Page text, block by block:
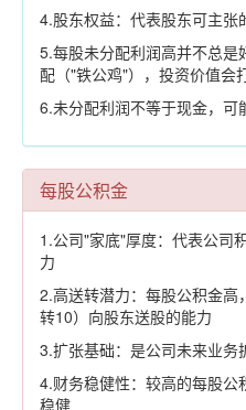
4.股东权益：代表股东可主张
5.每股未分配利润高并不总
配（"铁公鸡"），投资价值会
6.未分配利润不等于现金，可
每股公积金
1.公司"家底"厚度：代表公司
力
2.高送转潜力：每股公积金
转10）向股东送股的能力
3.扩张基础：是公司未来业务
4.财务稳健性：较高的每股公
稳健